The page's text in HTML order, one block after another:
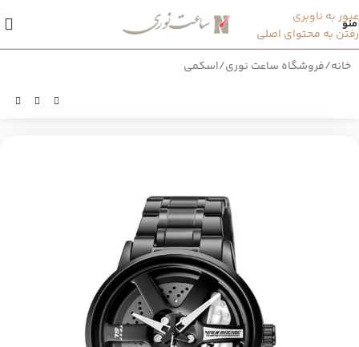
عبور به ناوبری
رفتن به محتوای اصلی
منو
خانه/فروشگاه ساعت نوری/اسکمی